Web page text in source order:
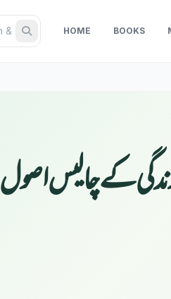
HOME BOOKS
کے چالیس اصول